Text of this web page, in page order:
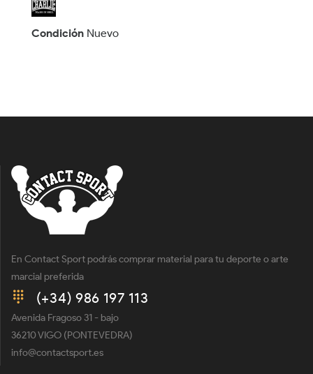
Condición Nuevo
En Contact Sport podrás comprar material para tu deporte o arte
marcial preferida
(+34) 986 197 113
Avenida Fragoso 31 - bajo
36210 VIGO (PONTEVEDRA)
info@contactsport.es